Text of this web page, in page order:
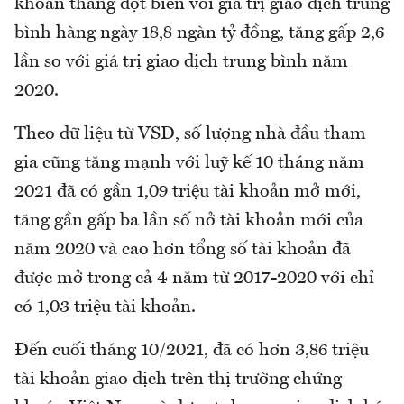
khoản thăng đột biến với giá trị giao dịch trung
bình hàng ngày 18,8 ngàn tỷ đồng, tăng gấp 2,6
lần so với giá trị giao dịch trung bình năm
2020.
Theo dữ liệu từ VSD, số lượng nhà đầu tham
gia cũng tăng mạnh với luỹ kế 10 tháng năm
2021 đã có gần 1,09 triệu tài khoản mở mới,
tăng gần gấp ba lần số nở tài khoản mới của
năm 2020 và cao hơn tổng số tài khoản đã
được mở trong cả 4 năm từ 2017-2020 với chỉ
có 1,03 triệu tài khoản.
Đến cuối tháng 10/2021, đã có hơn 3,86 triệu
tài khoản giao dịch trên thị trường chứng